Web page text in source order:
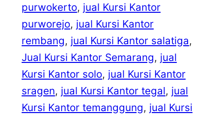
purwokerto, jual Kursi Kantor
purworejo, jual Kursi Kantor
rembang, jual Kursi Kantor salatiga
Jual Kursi Kantor Semarang, jual
Kursi Kantor solo, jual Kursi Kantor
sragen, jual Kursi Kantor tegal, jual
Kursi Kantor temanggung, jual Kursi